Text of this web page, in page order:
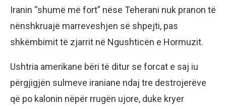
Iranin “shumë më fort” nëse Teherani nuk pranon të
nënshkruajë marreveshjen së shpejti, pas
shkëmbimit të zjarrit në Ngushticën e Hormuzit.
Ushtria amerikane bëri të ditur se forcat e saj iu
përgjigjën sulmeve iraniane ndaj tre destrojerëve
që po kalonin nëpër rrugën ujore, duke kryer